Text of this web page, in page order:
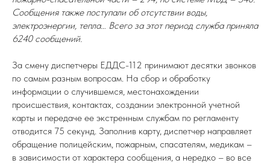
Сообщения также поступали об отсутствии воды,
электроэнергии, тепла… Всего за этот период служба приняла
6240 сообщений.
За смену диспетчеры ЕДДС-112 принимают десятки звонков
по самым разным вопросам. На сбор и обработку
информации о случившемся, местонахождении
происшествия, контактах, создании электронной учетной
карты и передаче ее экстренным службам по регламенту
отводится 75 секунд. Заполнив карту, диспетчер направляет
обращение полицейским, пожарным, спасателям, медикам –
в зависимости от характера сообщения, а нередко – во все